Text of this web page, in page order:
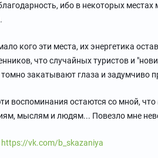
ибо в некоторых
кого эти места, их энергетика
что случайных туристов и
закатывают глаза и задумчиво
воспоминания остаются со мной,
мыслям и людям... Повезло мне
https://vk.com/b_skazaniya